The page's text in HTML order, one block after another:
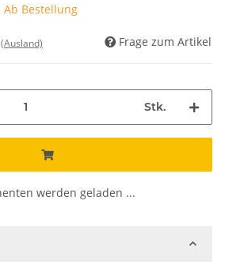
Bestellung
(Ausland) Frage zum Artikel
Stk.
werden geladen ...